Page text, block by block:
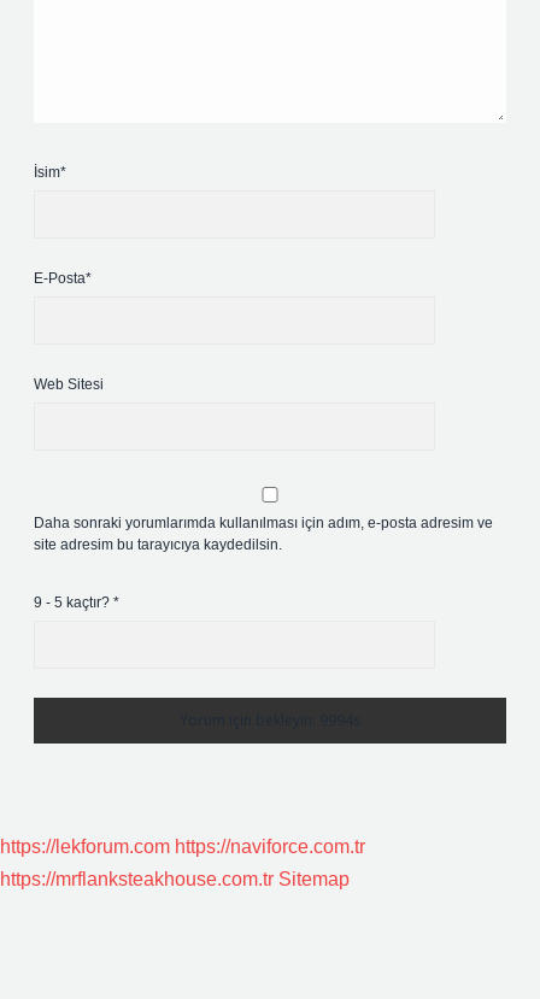
İsim*
E-Posta*
Web Sitesi
Daha sonraki yorumlarımda kullanılması için adım, e-posta adresim ve
site adresim bu tarayıcıya kaydedilsin.
9 - 5 kaçtır? *
https://lekforum.com https://naviforce.com.tr
https://mrflanksteakhouse.com.tr Sitemap